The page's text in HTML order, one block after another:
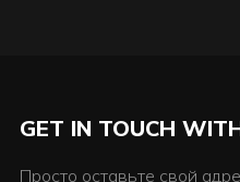
GET IN TOUCH
Просто оставьте свой